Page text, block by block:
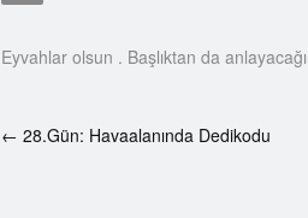
Eyvahlar olsun . Başlıktan da
← 28.Gün: Havaalanında Dedikodu